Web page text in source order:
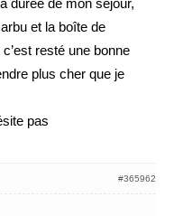
durée de mon séjour,
et la boîte de
resté une bonne
plus cher que je
pas
#365962